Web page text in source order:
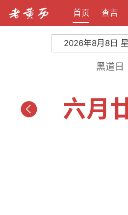
首页 查吉
2026年8月8日
黑道日
六月